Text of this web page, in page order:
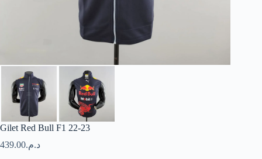
Gilet Red Bull F1 22-23
د.م.439.00